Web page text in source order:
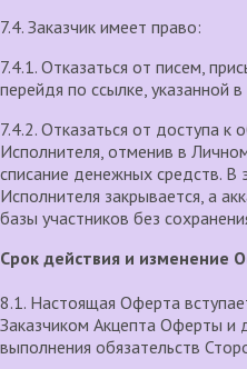
7.4. Заказчик имеет право:
7.4.1. Отказаться от писем,
перейдя по ссылке, указанной
7.4.2. Отказаться от доступа
Исполнителя, отменив в
списание денежных средств. В
Исполнителя закрывается, а
базы участников без
Срок действия и изменение
8.1. Настоящая Оферта
Заказчиком Акцепта Оферты и
выполнения обязательств